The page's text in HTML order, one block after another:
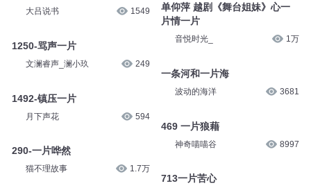
大吕说书 1549
1250-骂声一片
文澜睿声_澜小玖 249
1492-镇压一片
月下声花 594
290-一片哗然
猫不理故事 1.7万
单仰萍 越剧《舞台姐妹》心一
片情一片
音悦时光_ 1万
一条河和一片海
波动的海洋 3681
469 一片狼藉
神奇喵喵谷 8997
713一片苦心